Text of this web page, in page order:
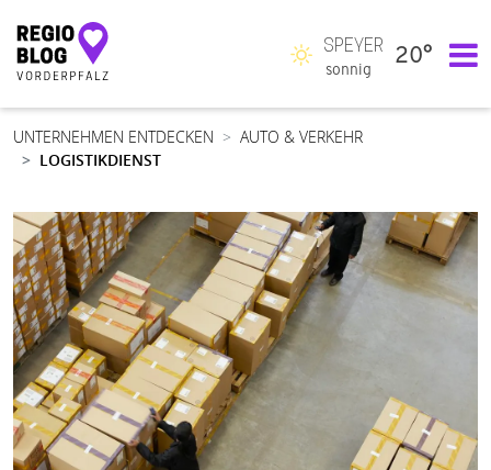
Hauptnavigation
SPEYER
sonnig
20°
UNTERNEHMEN ENTDECKEN
AUTO & VERKEHR
LOGISTIKDIENST